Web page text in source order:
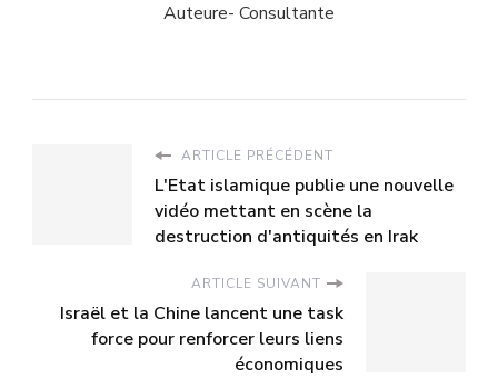
Auteure- Consultante
ARTICLE PRÉCÉDENT
L'Etat islamique publie une nouvelle
vidéo mettant en scène la
destruction d'antiquités en Irak
ARTICLE SUIVANT
Israël et la Chine lancent une task
force pour renforcer leurs liens
économiques